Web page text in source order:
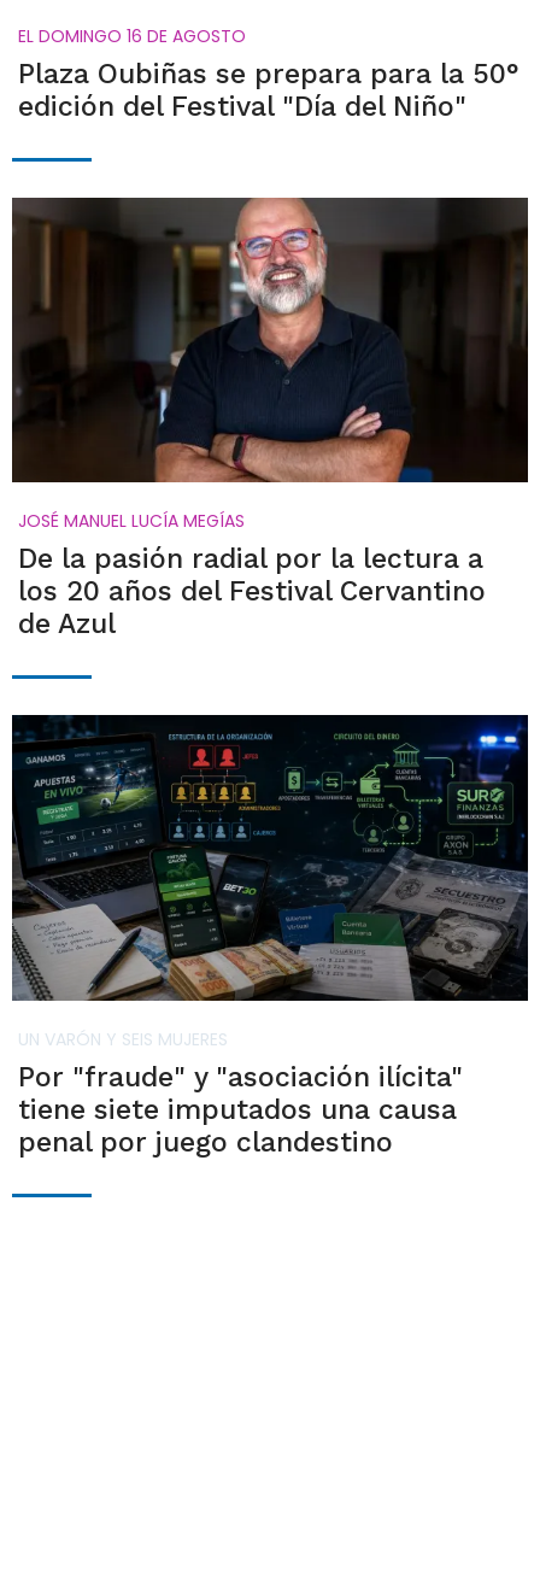
EL DOMINGO 16 DE AGOSTO
Plaza Oubiñas se prepara para la 50°
edición del Festival "Día del Niño"
JOSÉ MANUEL LUCÍA MEGÍAS
De la pasión radial por la lectura a
los 20 años del Festival Cervantino
de Azul
UN VARÓN Y SEIS MUJERES
Por "fraude" y "asociación ilícita"
tiene siete imputados una causa
penal por juego clandestino